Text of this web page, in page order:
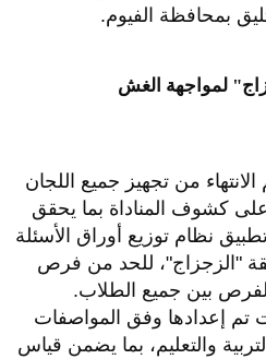
بمحافظة الفيوم.
لمواجهة الغش
من تجهيز جميع اللجان
على كشوف المناداة بما يحقق
نظام توزيع أوراق الأسئلة
"الزجزاج"، للحد من فرص
بين جميع الطلاب.
تم إعدادها وفق المواصفات
والتعليم، بما يضمن قياس